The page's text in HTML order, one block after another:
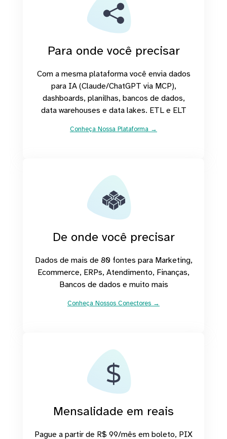
Para onde você precisar
Com a mesma plataforma você envia dados
para IA (Claude/ChatGPT via MCP),
dashboards, planilhas, bancos de dados,
data warehouses e data lakes. ETL e ELT
Conheça Nossa Plataforma →
De onde você precisar
Dados de mais de 80 fontes para Marketing,
Ecommerce, ERPs, Atendimento, Finanças,
Bancos de dados e muito mais
Conheça Nossos Conectores →
Mensalidade em reais
Pague a partir de R$ 99/mês em boleto, PIX